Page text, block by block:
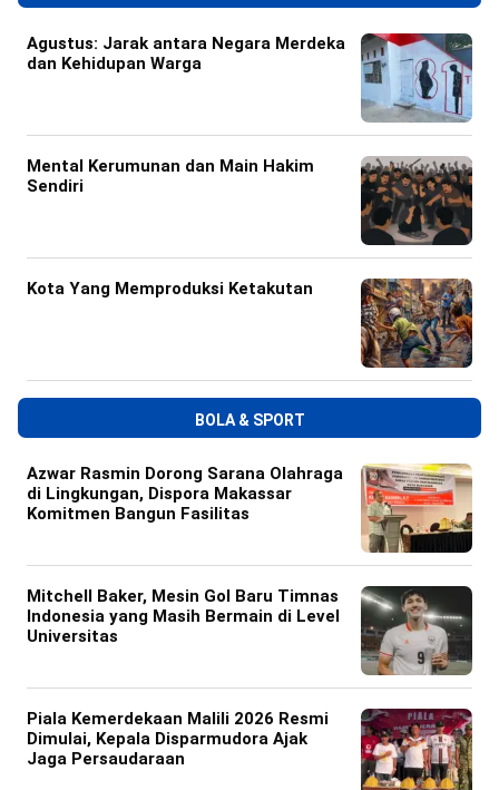
Agustus: Jarak antara Negara Merdeka
dan Kehidupan Warga
Mental Kerumunan dan Main Hakim
Sendiri
Kota Yang Memproduksi Ketakutan
BOLA & SPORT
Azwar Rasmin Dorong Sarana Olahraga
di Lingkungan, Dispora Makassar
Komitmen Bangun Fasilitas
Mitchell Baker, Mesin Gol Baru Timnas
Indonesia yang Masih Bermain di Level
Universitas
Piala Kemerdekaan Malili 2026 Resmi
Dimulai, Kepala Disparmudora Ajak
Jaga Persaudaraan